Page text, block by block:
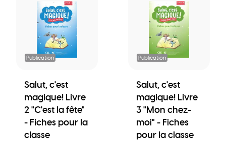
Publication
Salut, c'est
magique! Livre
2 "C'est la fête"
- Fiches pour la
classe
Publication
Salut, c'est
magique! Livre
3 "Mon chez-
moi" - Fiches
pour la classe